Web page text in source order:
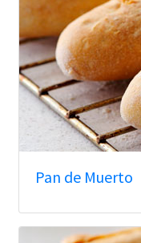
Pan de Muerto